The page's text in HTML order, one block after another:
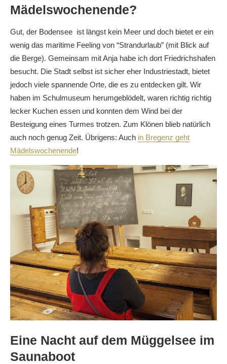
Mädelswochenende?
Gut, der Bodensee ist längst kein Meer und doch bietet er ein
wenig das maritime Feeling von “Strandurlaub” (mit Blick auf
die Berge). Gemeinsam mit Anja habe ich dort Friedrichshafen
besucht. Die Stadt selbst ist sicher eher Industriestadt, bietet
jedoch viele spannende Orte, die es zu entdecken gilt. Wir
haben im Schulmuseum herumgeblödelt, waren richtig richtig
lecker Kuchen essen und konnten dem Wind bei der
Besteigung eines Turmes trotzen. Zum Klönen blieb natürlich
auch noch genug Zeit. Übrigens: Auch in Bregenz geht
Mädelswochenende!
Eine Nacht auf dem Müggelsee im
Saunaboot